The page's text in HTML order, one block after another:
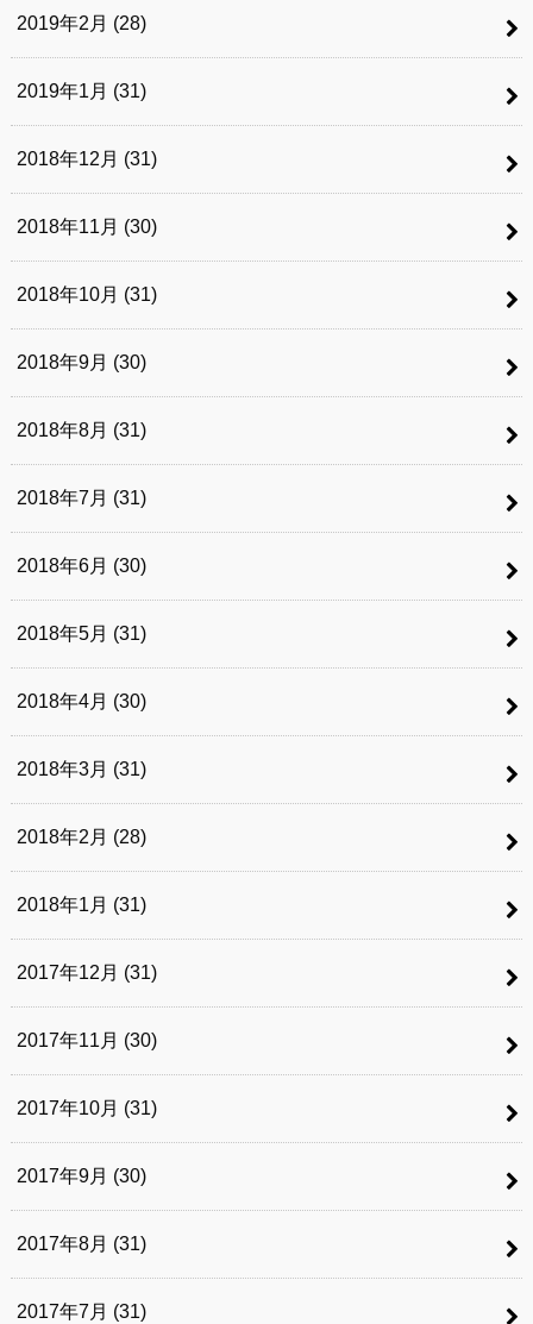
2019年2月 (28)
2019年1月 (31)
2018年12月 (31)
2018年11月 (30)
2018年10月 (31)
2018年9月 (30)
2018年8月 (31)
2018年7月 (31)
2018年6月 (30)
2018年5月 (31)
2018年4月 (30)
2018年3月 (31)
2018年2月 (28)
2018年1月 (31)
2017年12月 (31)
2017年11月 (30)
2017年10月 (31)
2017年9月 (30)
2017年8月 (31)
2017年7月 (31)